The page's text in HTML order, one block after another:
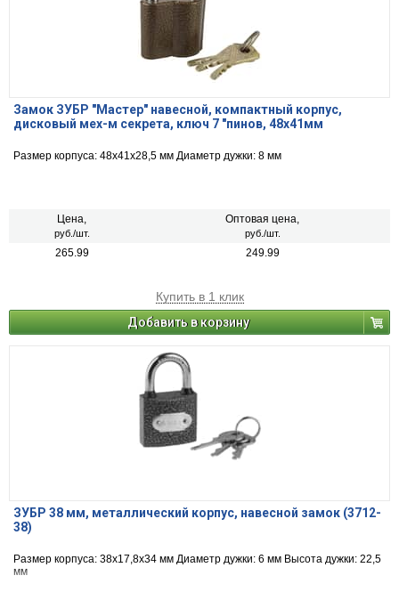
Замок ЗУБР "Мастер" навесной, компактный корпус,
дисковый мех-м секрета, ключ 7 "пинов, 48х41мм
Размер корпуса: 48х41х28,5 мм Диаметр дужки: 8 мм
Цена,
руб./шт.
Оптовая цена,
руб./шт.
265.99 249.99
Купить в 1 клик
Добавить в корзину
ЗУБР 38 мм, металлический корпус, навесной замок (3712-
38)
Размер корпуса: 38х17,8х34 мм Диаметр дужки: 6 мм Высота дужки: 22,5
мм